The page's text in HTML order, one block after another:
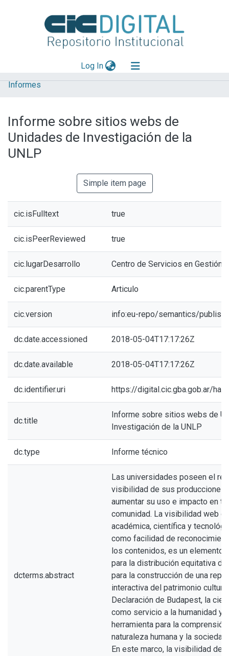
Log In(current)
Explorar
Aportar material
Statistics
Informes
Informe sobre sitios webs de
Unidades de Investigación de la
UNLP
Simple item page
cic.isFulltext true
cic.isPeerReviewed true
cic.lugarDesarrollo Centro de Servicios en Gestión
cic.parentType Articulo
cic.version info:eu-repo/semantics/
dc.date.accessioned 2018-05-04T17:17:26Z
dc.date.available 2018-05-04T17:17:26Z
dc.identifier.uri https://digital.cic.gba.gob.ar/
dc.title
Informe sobre sitios webs de
Investigación de la UNLP
dc.type Informe técnico
dcterms.abstract
Las universidades poseen el
visibilidad de sus producciones
aumentar su uso e impacto en
comunidad. La visibilidad web
académica, científica y
como facilidad de
los contenidos, es un elemento
para la distribución equitativa
para la construcción de una
interactiva del patrimonio
Declaración de Budapest, la
como servicio a la humanidad y
herramienta para la
naturaleza humana y la
En este marco, la visibilidad de